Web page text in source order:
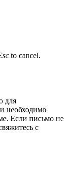
to cancel.
для
необходимо
Если письмо не
с